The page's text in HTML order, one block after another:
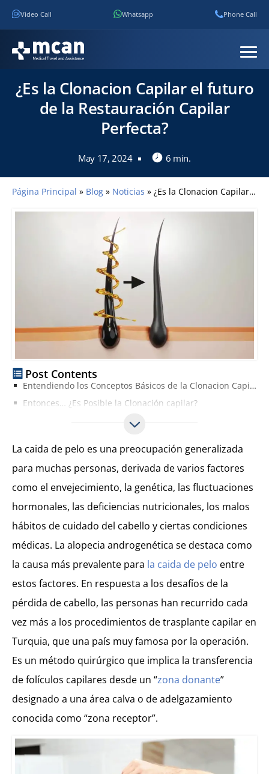
Video Call Whatsapp Phone Call
¿Es la Clonacion Capilar el futuro
de la Restauración Capilar
Perfecta?
May 17, 2024 6 min.
Página Principal » Blog » Noticias » ¿Es la Clonacion Capilar el futuro de la Restauración Capilar Perfecta?
Post Contents
Entendiendo los Conceptos Básicos de la Clonacion Capilar
Entonces… ¿Es Posible la Clonación capilar?
¿Cuáles son las Técnicas Avanzadas Actuales para la Caida de Pelo?
La caida de pelo es una preocupación generalizada
para muchas personas, derivada de varios factores
como el envejecimiento, la genética, las fluctuaciones
hormonales, las deficiencias nutricionales, los malos
hábitos de cuidado del cabello y ciertas condiciones
médicas. La alopecia androgenética se destaca como
la causa más prevalente para la caida de pelo entre
estos factores. En respuesta a los desafíos de la
pérdida de cabello, las personas han recurrido cada
vez más a los procedimientos de trasplante capilar en
Turquia, que una país muy famosa por la operación.
Es un método quirúrgico que implica la transferencia
de folículos capilares desde un “zona donante”
designado a una área calva o de adelgazamiento
conocida como “zona receptor”.